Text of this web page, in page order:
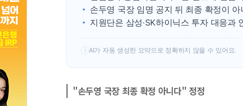
손두영 국장 임명 공지 뒤 최종 확정이
지원단은 삼성·SK하이닉스 투자 대응과
! AI가 자동 생성한 요약으로 정확하지 않을 수 있어요.
"손두영 국장 최종 확정 아니다" 정정